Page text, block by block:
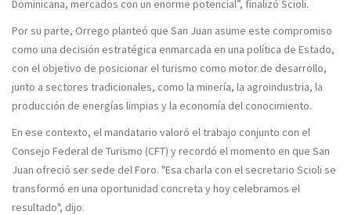
Dominicana, mercados con un enorme potencial”, finalizó Scioli.
Por su parte, Orrego planteó que San Juan asume este compromiso
como una decisión estratégica enmarcada en una política de Estado,
con el objetivo de posicionar el turismo como motor de desarrollo,
junto a sectores tradicionales, como la minería, la agroindustria, la
producción de energías limpias y la economía del conocimiento.
En ese contexto, el mandatario valoró el trabajo conjunto con el
Consejo Federal de Turismo (CFT) y recordó el momento en que San
Juan ofreció ser sede del Foro. "Esa charla con el secretario Scioli se
transformó en una oportunidad concreta y hoy celebramos el
resultado", dijo.